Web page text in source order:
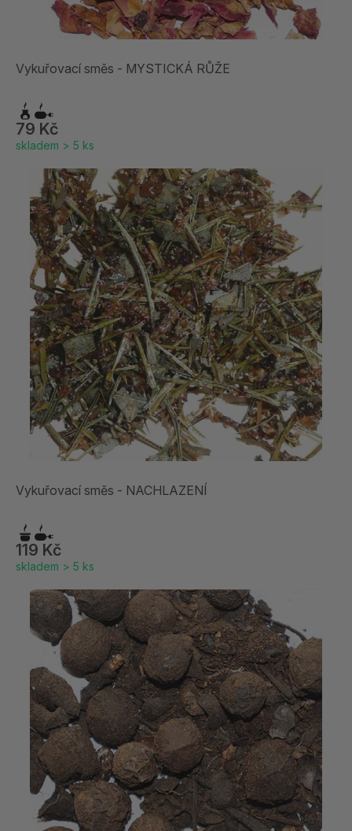
Vykuřovací směs - MYSTICKÁ RŮŽE
79 Kč
skladem > 5 ks
Vykuřovací směs - NACHLAZENÍ
119 Kč
skladem > 5 ks